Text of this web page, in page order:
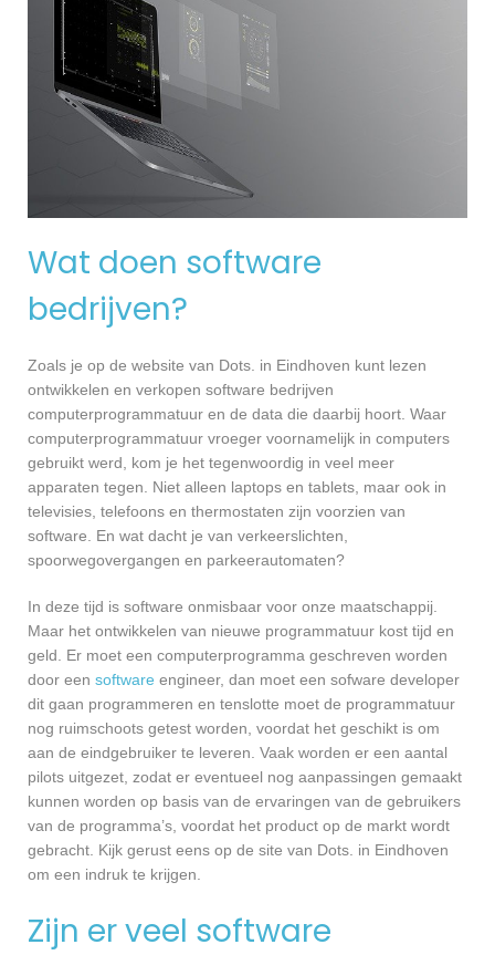
Wat doen software
bedrijven?
Zoals je op de website van Dots. in Eindhoven kunt lezen
ontwikkelen en verkopen software bedrijven
computerprogrammatuur en de data die daarbij hoort. Waar
computerprogrammatuur vroeger voornamelijk in computers
gebruikt werd, kom je het tegenwoordig in veel meer
apparaten tegen. Niet alleen laptops en tablets, maar ook in
televisies, telefoons en thermostaten zijn voorzien van
software. En wat dacht je van verkeerslichten,
spoorwegovergangen en parkeerautomaten?
In deze tijd is software onmisbaar voor onze maatschappij.
Maar het ontwikkelen van nieuwe programmatuur kost tijd en
geld. Er moet een computerprogramma geschreven worden
door een software engineer, dan moet een sofware developer
dit gaan programmeren en tenslotte moet de programmatuur
nog ruimschoots getest worden, voordat het geschikt is om
aan de eindgebruiker te leveren. Vaak worden er een aantal
pilots uitgezet, zodat er eventueel nog aanpassingen gemaakt
kunnen worden op basis van de ervaringen van de gebruikers
van de programma’s, voordat het product op de markt wordt
gebracht. Kijk gerust eens op de site van Dots. in Eindhoven
om een indruk te krijgen.
Zijn er veel software